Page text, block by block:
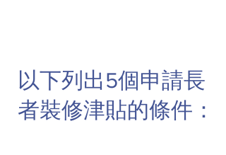
以下列出5個申請長
者裝修津貼的條件：